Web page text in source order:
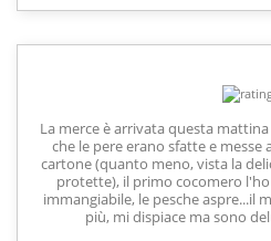
La merce è arrivata questa
che le pere erano sfatte e messe
cartone (quanto meno, vista la
protette), il primo cocomero
immangiabile, le pesche aspre...il
più, mi dispiace ma sono